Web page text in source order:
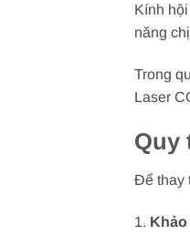
Kính
năng
Trong
Laser
Quy
Để thay
1. Khảo